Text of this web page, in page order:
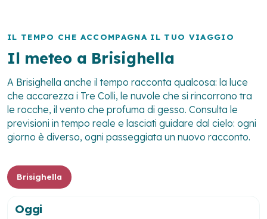
IL TEMPO CHE ACCOMPAGNA IL TUO VIAGGIO
Il meteo a Brisighella
A Brisighella anche il tempo racconta qualcosa: la luce
che accarezza i Tre Colli, le nuvole che si rincorrono tra
le rocche, il vento che profuma di gesso. Consulta le
previsioni in tempo reale e lasciati guidare dal cielo: ogni
giorno è diverso, ogni passeggiata un nuovo racconto.
Brisighella
Oggi